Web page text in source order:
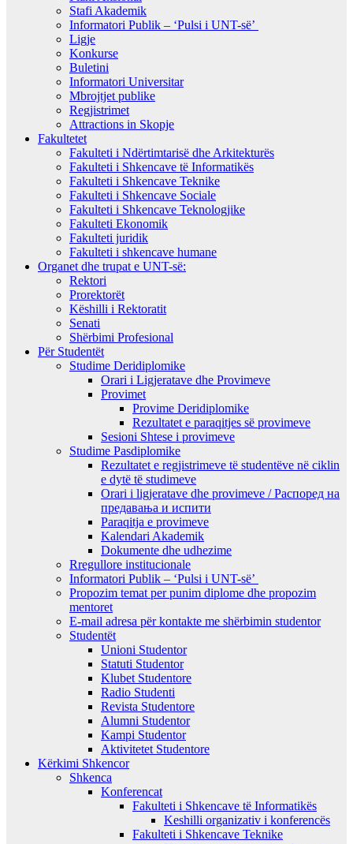
Stafi Akademik
Informatori Publik – ‘Pulsi i UNT-së’
Ligje
Konkurse
Buletini
Informatori Universitar
Mbrojtjet publike
Regjistrimet
Attractions in Skopje
Fakultetet
Fakulteti i Ndërtimtarisë dhe Arkitekturës
Fakulteti i Shkencave të Informatikës
Fakulteti i Shkencave Teknike
Fakulteti i Shkencave Sociale
Fakulteti i Shkencave Teknologjike
Fakulteti Ekonomik
Fakulteti juridik
Fakulteti i shkencave humane
Organet dhe trupat e UNT-së:
Rektori
Prorektorët
Këshilli i Rektoratit
Senati
Shërbimi Profesional
Për Studentët
Studime Deridiplomike
Orari i Ligjeratave dhe Provimeve
Provimet
Provime Deridiplomike
Rezultatet e paraqitjes së provimeve
Sesioni Shtese i provimeve
Studime Pasdiplomike
Rezultatet e regjistrimeve të studentëve në ciklin
e dytë të studimeve
Orari i ligjeratave dhe provimeve / Распоред на
предавањa и испити
Paraqitja e provimeve
Kalendari Akademik
Dokumente dhe udhezime
Rregullore institucionale
Informatori Publik – ‘Pulsi i UNT-së’
Propozim temat per punim diplome dhe propozim
mentoret
E-mail adresa për kontakte me shërbimin studentor
Studentët
Unioni Studentor
Statuti Studentor
Klubet Studentore
Radio Studenti
Revista Studentore
Alumni Studentor
Kampi Studentor
Aktivitetet Studentore
Kërkimi Shkencor
Shkenca
Konferencat
Fakulteti i Shkencave të Informatikës
Keshilli organizativ i konferencës
Fakulteti i Shkencave Teknike